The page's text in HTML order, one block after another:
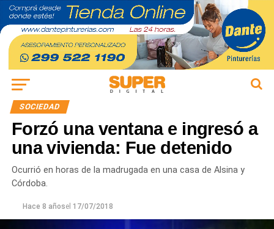
SOCIEDAD
Forzó una ventana e ingresó a
una vivienda: Fue detenido
Ocurrió en horas de la madrugada en una casa de Alsina y
Córdoba.
Hace 8 añosel 17/07/2018